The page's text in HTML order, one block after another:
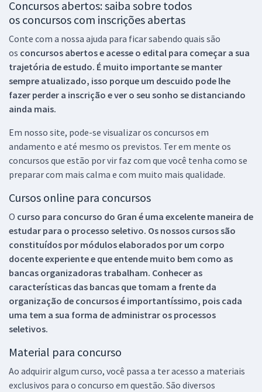
Concursos abertos: saiba sobre todos
os concursos com inscrições abertas
Conte com a nossa ajuda para ficar sabendo quais são
os concursos abertos e acesse o edital para começar a sua
trajetória de estudo. É muito importante se manter
sempre atualizado, isso porque um descuido pode lhe
fazer perder a inscrição e ver o seu sonho se distanciando
ainda mais.
Em nosso site, pode-se visualizar os concursos em
andamento e até mesmo os previstos. Ter em mente os
concursos que estão por vir faz com que você tenha como se
preparar com mais calma e com muito mais qualidade.
Cursos online para concursos
O curso para concurso do Gran é uma excelente maneira de
estudar para o processo seletivo. Os nossos cursos são
constituídos por módulos elaborados por um corpo
docente experiente e que entende muito bem como as
bancas organizadoras trabalham. Conhecer as
características das bancas que tomam a frente da
organização de concursos é importantíssimo, pois cada
uma tem a sua forma de administrar os processos
seletivos.
Material para concurso
Ao adquirir algum curso, você passa a ter acesso a materiais
exclusivos para o concurso em questão. São diversos